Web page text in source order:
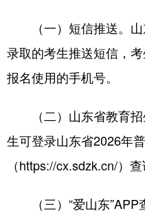
溯源中国 城市
会展 彩票
悦读 公益
上市公司
地方频道
（一）短信推送。山
录取的考生推送短信，
报名使用的手机号。
（二）山东省教育招
生可登录山东省2026年
（https://cx.sdzk.cn/）
（三）“爱山东”APP